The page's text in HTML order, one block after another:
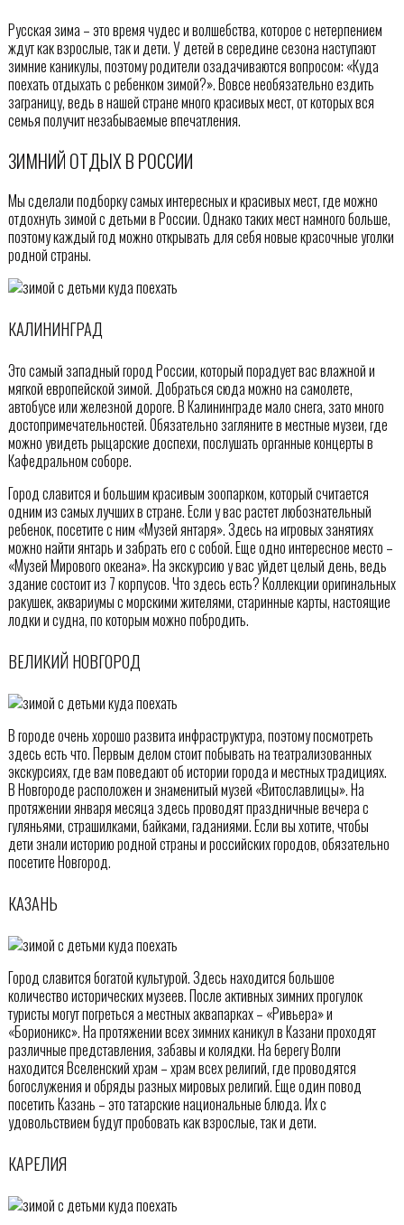
Русская зима – это время чудес и волшебства, которое с нетерпением
ждут как взрослые, так и дети. У детей в середине сезона наступают
зимние каникулы, поэтому родители озадачиваются вопросом: «Куда
поехать отдыхать с ребенком зимой?». Вовсе необязательно ездить
заграницу, ведь в нашей стране много красивых мест, от которых вся
семья получит незабываемые впечатления.
ЗИМНИЙ ОТДЫХ В РОССИИ
Мы сделали подборку самых интересных и красивых мест, где можно
отдохнуть зимой с детьми в России. Однако таких мест намного больше,
поэтому каждый год можно открывать для себя новые красочные уголки
родной страны.
КАЛИНИНГРАД
Это самый западный город России, который порадует вас влажной и
мягкой европейской зимой. Добраться сюда можно на самолете,
автобусе или железной дороге. В Калининграде мало снега, зато много
достопримечательностей. Обязательно загляните в местные музеи, где
можно увидеть рыцарские доспехи, послушать органные концерты в
Кафедральном соборе.
Город славится и большим красивым зоопарком, который считается
одним из самых лучших в стране. Если у вас растет любознательный
ребенок, посетите с ним «Музей янтаря». Здесь на игровых занятиях
можно найти янтарь и забрать его с собой. Еще одно интересное место –
«Музей Мирового океана». На экскурсию у вас уйдет целый день, ведь
здание состоит из 7 корпусов. Что здесь есть? Коллекции оригинальных
ракушек, аквариумы с морскими жителями, старинные карты, настоящие
лодки и судна, по которым можно побродить.
ВЕЛИКИЙ НОВГОРОД
В городе очень хорошо развита инфраструктура, поэтому посмотреть
здесь есть что. Первым делом стоит побывать на театрализованных
экскурсиях, где вам поведают об истории города и местных традициях.
В Новгороде расположен и знаменитый музей «Витославлицы». На
протяжении января месяца здесь проводят праздничные вечера с
гуляньями, страшилками, байками, гаданиями. Если вы хотите, чтобы
дети знали историю родной страны и российских городов, обязательно
посетите Новгород.
КАЗАНЬ
Город славится богатой культурой. Здесь находится большое
количество исторических музеев. После активных зимних прогулок
туристы могут погреться а местных аквапарках – «Ривьера» и
«Борионикс». На протяжении всех зимних каникул в Казани проходят
различные представления, забавы и колядки. На берегу Волги
находится Вселенский храм – храм всех религий, где проводятся
богослужения и обряды разных мировых религий. Еще один повод
посетить Казань – это татарские национальные блюда. Их с
удовольствием будут пробовать как взрослые, так и дети.
КАРЕЛИЯ